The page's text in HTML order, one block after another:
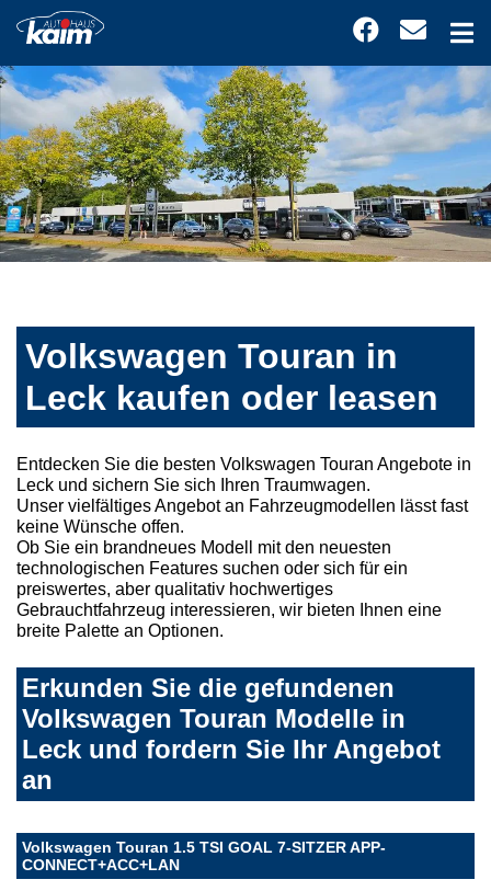
Volkswagen Touran in
Leck kaufen oder leasen
Entdecken Sie die besten Volkswagen Touran Angebote in
Leck und sichern Sie sich Ihren Traumwagen.
Unser vielfältiges Angebot an Fahrzeugmodellen lässt fast
keine Wünsche offen.
Ob Sie ein brandneues Modell mit den neuesten
technologischen Features suchen oder sich für ein
preiswertes, aber qualitativ hochwertiges
Gebrauchtfahrzeug interessieren, wir bieten Ihnen eine
breite Palette an Optionen.
Erkunden Sie die gefundenen
Volkswagen Touran Modelle in
Leck und fordern Sie Ihr Angebot
an
Volkswagen Touran 1.5 TSI GOAL 7-SITZER APP-
CONNECT+ACC+LAN